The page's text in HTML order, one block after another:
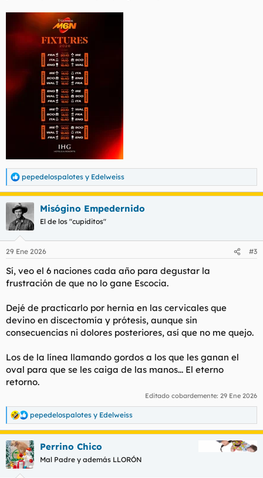
R
e
a
c
i
e
s
:
pepedelospalotes y Edelweiss
Misógino Empedernido
El de los "cupiditos"
29 Ene 2026 #3
Sí, veo el 6 naciones cada año para degustar la
frustración de que no lo gane Escocia.
Dejé de practicarlo por hernia en las cervicales que
devino en discectomía y prótesis, aunque sin
consecuencias ni dolores posteriores, así que no me quejo.
Los de la línea llamando gordos a los que les ganan el
oval para que se les caiga de las manos... El eterno
retorno.
Editado cobardemente: 29 Ene 2026
R
e
a
c
c
i
pepedelospalotes y Edelweiss
Perrino Chico
Mal Padre y además LLORÓN